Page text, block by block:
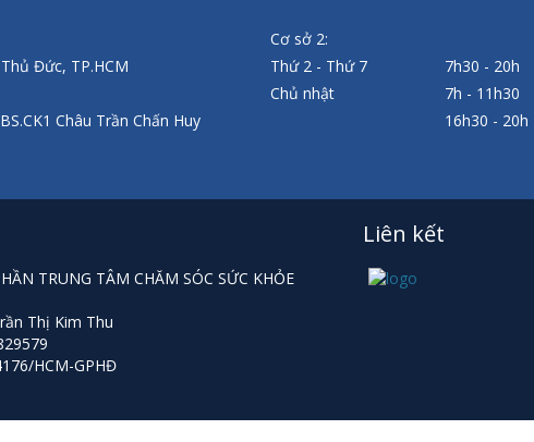
Đức, TP.HCM
Châu Trần Chấn Huy
Cơ sở 2:
Thứ 2 - Thứ 7
7h30 - 20h
Chủ nhật
7h - 11h30
16h30 - 20h
TRUNG TÂM CHĂM SÓC SỨC KHỎE
Thị Kim Thu
HCM-GPHĐ
Liên kết